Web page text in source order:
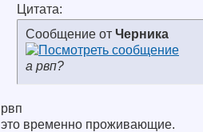
Цитата:
Сообщение от Черника
а рвп?
рвп
это временно проживающие.